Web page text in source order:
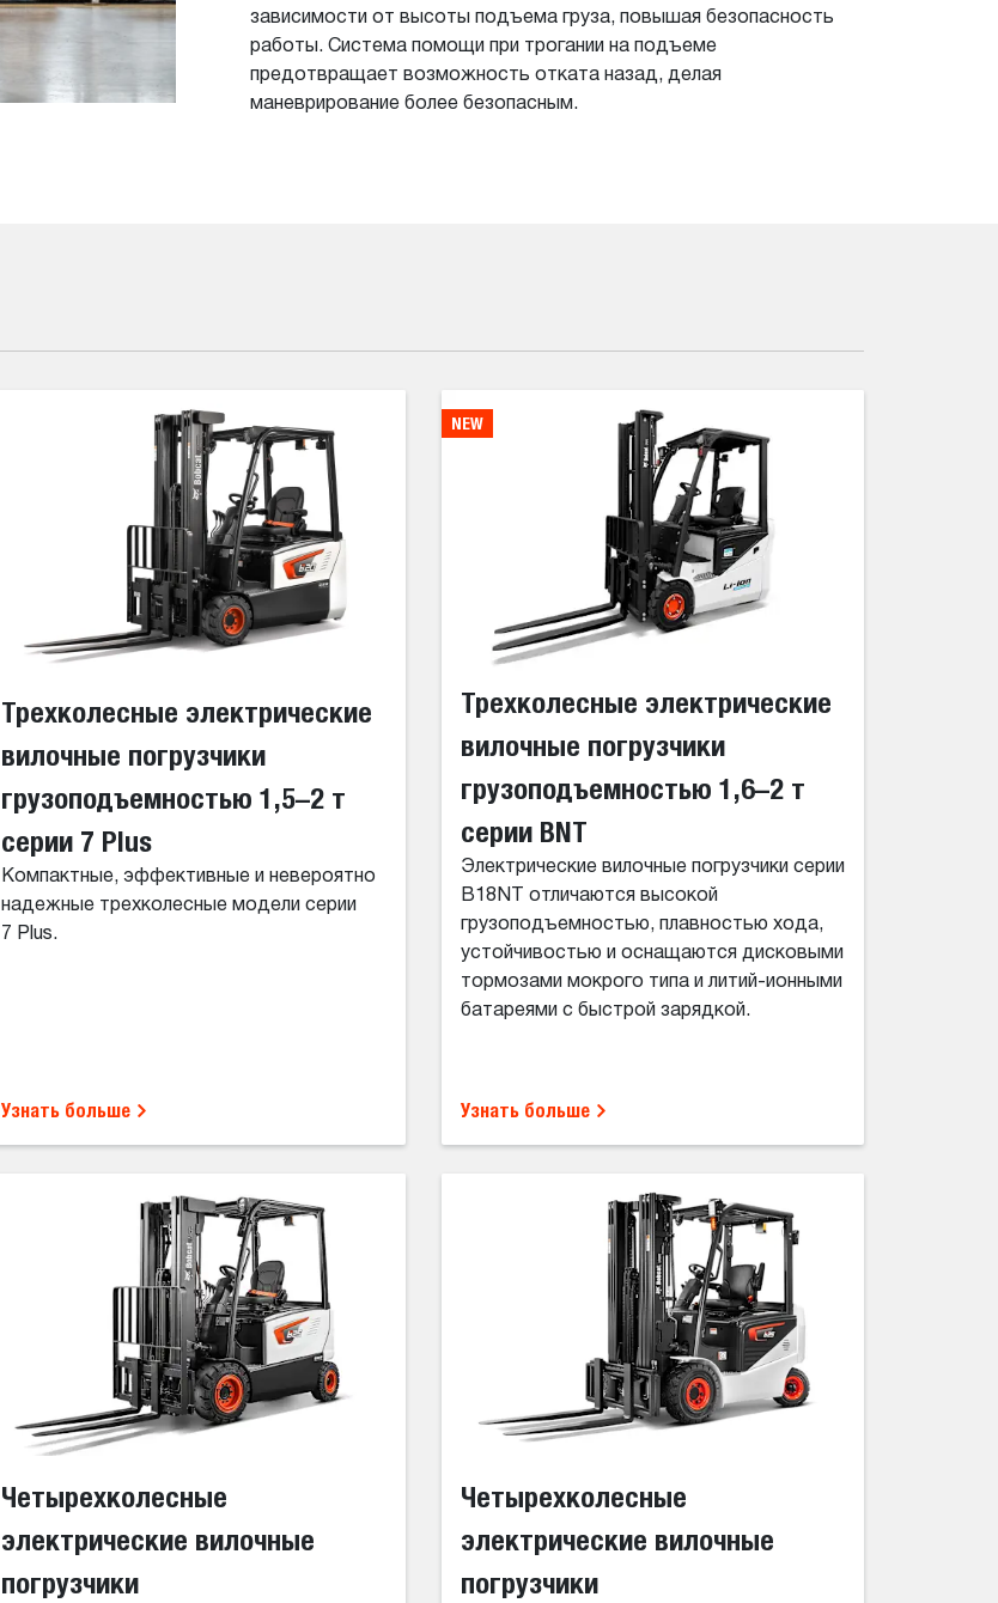
зависимости от высоты подъема груза, повышая безопасность
работы. Система помощи при трогании на подъеме
предотвращает возможность отката назад, делая
маневрирование более безопасным.
Трехколесные электрические
вилочные погрузчики
грузоподъемностью 1,5–2 т
серии 7 Plus
Компактные, эффективные и невероятно
надежные трехколесные модели серии
7 Plus.
Узнать больше
NEW
Трехколесные электрические
вилочные погрузчики
грузоподъемностью 1,6–2 т
серии BNT
Электрические вилочные погрузчики серии
B18NT отличаются высокой
грузоподъемностью, плавностью хода,
устойчивостью и оснащаются дисковыми
тормозами мокрого типа и литий-ионными
батареями с быстрой зарядкой.
Узнать больше
Четырехколесные
электрические вилочные
погрузчики
Четырехколесные
электрические вилочные
погрузчики